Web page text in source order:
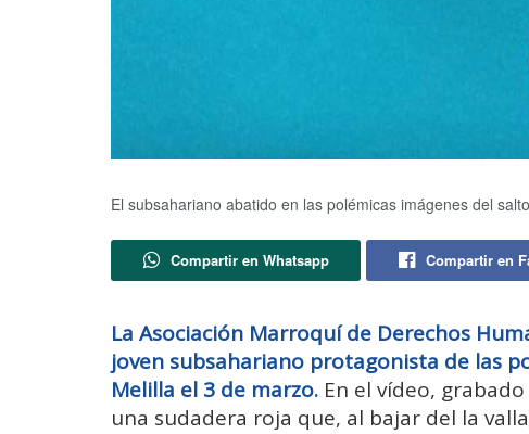
El subsahariano abatido en las polémicas imágenes del
Compartir en Whatsapp Compartir en
La Asociación Marroquí de Derechos
joven subsahariano protagonista de las
Melilla el 3 de marzo. En el vídeo,
una sudadera roja que, al bajar del la